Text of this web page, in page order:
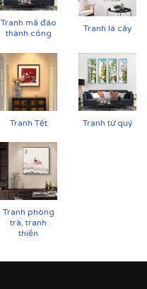
Tranh mã đáo
thành công
Tranh lá cây
Tranh Tết Tranh tứ quý
Tranh phòng
trà, tranh
thiền